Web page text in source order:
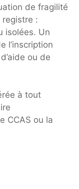
de fragilité
:
isolées. Un
l’inscription
ou de
à tout
CCAS ou la